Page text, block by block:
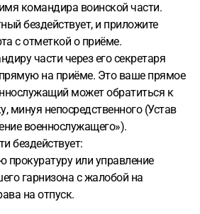
командира воинской части.
бездействует, и приложите
с отметкой о приёме.
части через его секретаря
на приёме. Это ваше прямое
может обратиться к
минуя непосредственного (Устав
военнослужащего»).
бездействует:
прокуратуру или управление
гарнизона с жалобой на
на отпуск.